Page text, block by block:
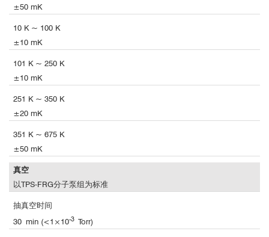
±50 mK
10 K ~ 100 K
±10 mK
101 K ~ 250 K
±10 mK
251 K ~ 350 K
±20 mK
351 K ~ 675 K
±50 mK
真空
以TPS-FRG分子泵组为标准
抽真空时间
30 min (<1×10-3 Torr)